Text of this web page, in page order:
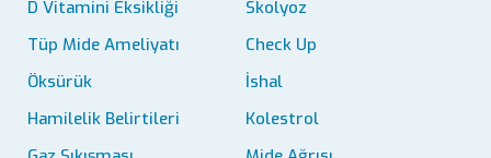
D Vitamini Eksikliği
Skolyoz
Tüp Mide Ameliyatı
Check Up
Öksürük
İshal
Hamilelik Belirtileri
Kolestrol